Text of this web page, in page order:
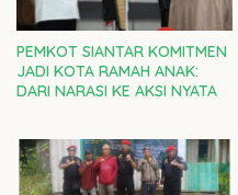
PEMKOT SIANTAR KOMITMEN
JADI KOTA RAMAH ANAK:
DARI NARASI KE AKSI NYATA